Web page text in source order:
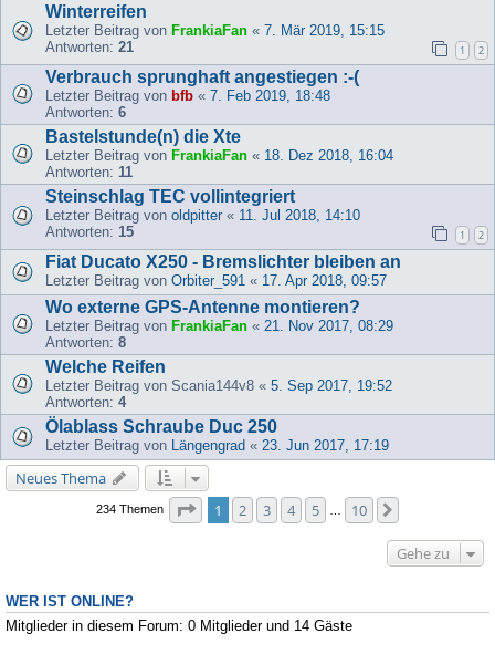
Winterreifen
Letzter Beitrag von FrankiaFan « 7. Mär 2019, 15:15
Antworten: 21 1 2
Verbrauch sprunghaft angestiegen :-(
Letzter Beitrag von bfb « 7. Feb 2019, 18:48
Antworten: 6
Bastelstunde(n) die Xte
Letzter Beitrag von FrankiaFan « 18. Dez 2018, 16:04
Antworten: 11
Steinschlag TEC vollintegriert
Letzter Beitrag von oldpitter « 11. Jul 2018, 14:10
Antworten: 15 1 2
Fiat Ducato X250 - Bremslichter bleiben an
Letzter Beitrag von Orbiter_591 « 17. Apr 2018, 09:57
Wo externe GPS-Antenne montieren?
Letzter Beitrag von FrankiaFan « 21. Nov 2017, 08:29
Antworten: 8
Welche Reifen
Letzter Beitrag von Scania144v8 « 5. Sep 2017, 19:52
Antworten: 4
Ölablass Schraube Duc 250
Letzter Beitrag von Längengrad « 23. Jun 2017, 17:19
Neues Thema
234 Themen Seite von
1 2 3 4 5 10
Gehe zu
WER IST ONLINE?
Mitglieder in diesem Forum: 0 Mitglieder und 14 Gäste